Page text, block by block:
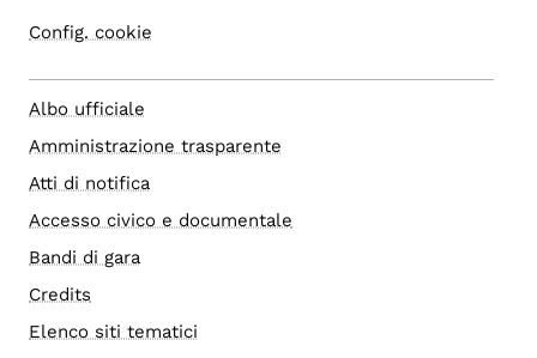
Config. cookie
Albo ufficiale
Amministrazione trasparente
Atti di notifica
Accesso civico e documentale
Bandi di gara
Credits
Elenco siti tematici